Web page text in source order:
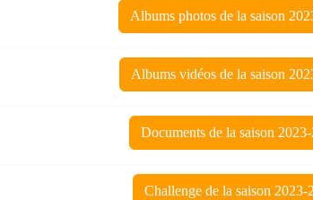
Albums photos de la saison
Albums vidéos de la saison
Documents de la saison
Challenge de la saison 2023-